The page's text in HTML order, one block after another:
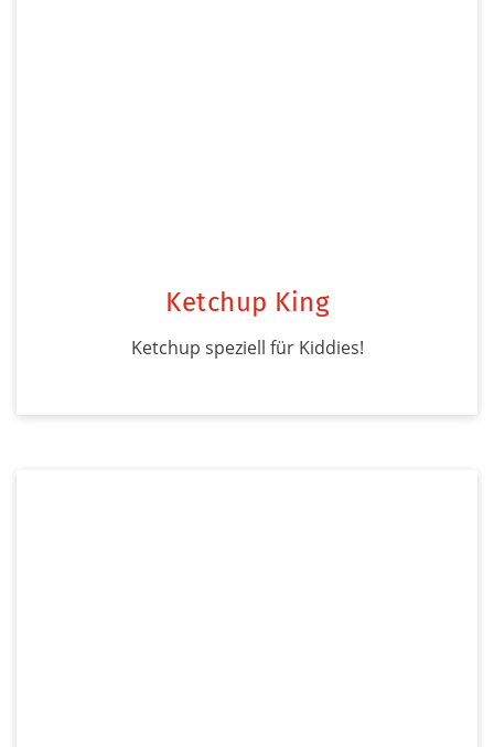
Ketchup King
Ketchup speziell für Kiddies!